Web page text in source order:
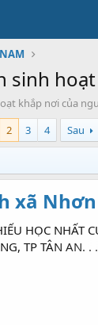
sinh
khắp nơi của
2 3 4 Sau
xã
HỌC NHẤT
TP TÂN AN. .